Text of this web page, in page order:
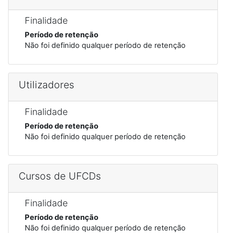
Finalidade
Período de retenção
Não foi definido qualquer período de retenção
Utilizadores
Finalidade
Período de retenção
Não foi definido qualquer período de retenção
Cursos de UFCDs
Finalidade
Período de retenção
Não foi definido qualquer período de retenção